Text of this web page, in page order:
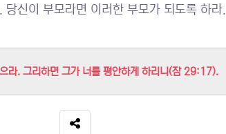
신이 부모라면 이러한 부모가 되도록 하라.
라. 그리하면 그가 너를 평안하게 하리니(잠 29:17).